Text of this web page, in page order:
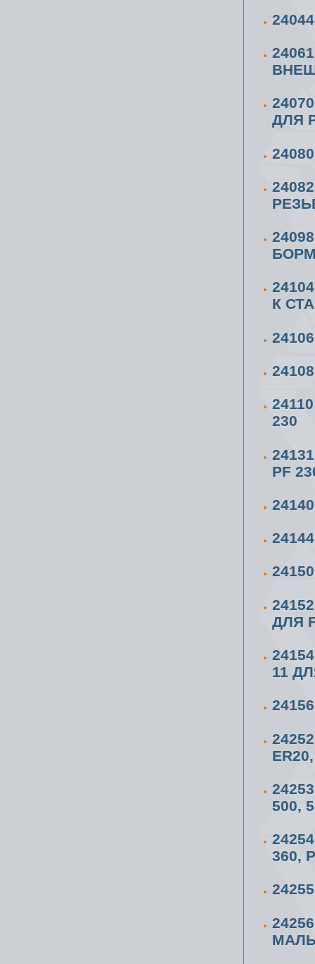
ДЛЯ
К
230
PF
ДЛЯ
11
500,
360,